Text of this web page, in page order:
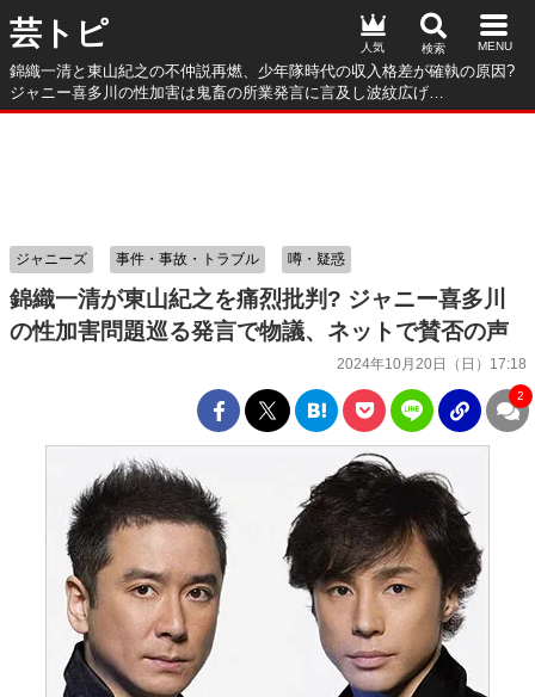
芸トピ
錦織一清と東山紀之の不仲説再燃、少年隊時代の収入格差が確執の原因?
ジャニー喜多川の性加害は鬼畜の所業発言に言及し波紋広げ…
人気
錦織一清が東山紀之を痛烈批判? ジャニー喜多川
の性加害問題巡る発言で物議、ネットで賛否の声
2024年10月20日（日）17:18
ジャニーズ 事件・事故・トラブル 噂・疑惑
2